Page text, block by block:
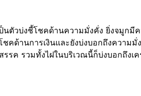
นตัวบ่งชี้โชคด้านความมั่งคั่ง ยิ่งจมูกมี
ชคด้านการเงินและยังบ่งบอกถึงความ
รค รวมทั้งไฝในบริเวณนี้ก็บ่งบอกถึงเค